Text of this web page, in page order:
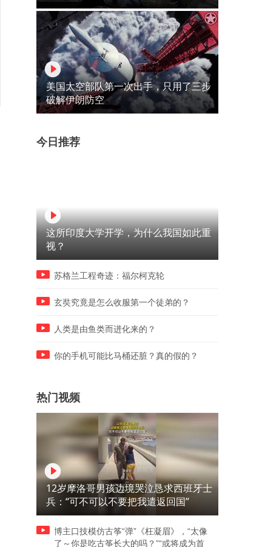
00:39
装傻是她想吃，反应过来是她
这TM还是人啊，这战斗力还
当人贩子？
美国太空部队第一次出手，只用了三步
破解伊朗防空
今日推荐
这所印度大学开学，为什么我国如此重
视？
苏格兰工程奇迹：福尔柯克轮
玄奘究竟是怎么收服第一个徒弟的？
人类是由鱼类而进化来的？
你的手机可能比马桶还脏？真的假的？
热门视频
12岁摩洛哥男孩边境哭泣恳求西班牙士
兵：“可不可以不要把我遣返回国”
博主口技模仿古筝“弹”《枉凝眉》，“太像
了～你是吃古筝长大的吗？”“或将成为首